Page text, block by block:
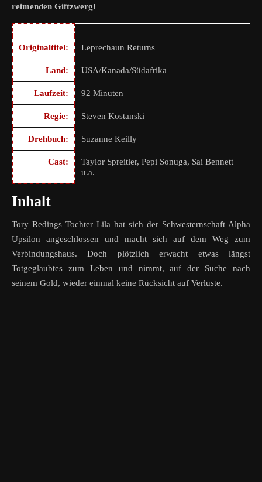
reimenden Giftzwerg!
Originaltitel: Leprechaun Returns
Land: USA/Kanada/Südafrika
Laufzeit: 92 Minuten
Regie: Steven Kostanski
Drehbuch: Suzanne Keilly
Cast:
Taylor Spreitler, Pepi Sonuga, Sai Bennett
u.a.
Inhalt
Tory Redings Tochter Lila hat sich der Schwesternschaft Alpha
Upsilon angeschlossen und macht sich auf dem Weg zum
Verbindungshaus. Doch plötzlich erwacht etwas längst
Totgeglaubtes zum Leben und nimmt, auf der Suche nach
seinem Gold, wieder einmal keine Rücksicht auf Verluste.